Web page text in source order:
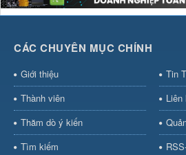
CÁC CHUYÊN MỤC CHÍNH
Giới thiệu
Tin
Thành viên
Liên
Thăm dò ý kiến
Tìm kiếm